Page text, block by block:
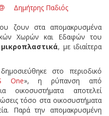
Δημήτρης Παδιός
ζουν στα απομακρυσμένα
Χωρών και Εδαφών του
μικροπλαστικά, με ιδιαίτερα
στο περιοδικό
One», η ρύπανση από
οικοσυστήματα αποτελεί
τόσο στα οικοσυστήματα
Παρά την απομακρυσμένη